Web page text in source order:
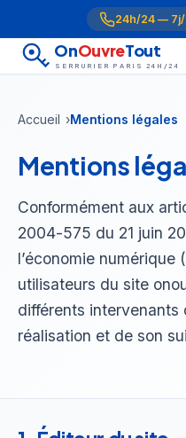
24h/24 —
OnOuvreTout
SERRURIER PARIS 24H/24
Accueil Mentions légales
Mentions
Conformément aux
2004-575 du 21 juin
l’économie numérique
utilisateurs du site
différents intervenants
réalisation et de son